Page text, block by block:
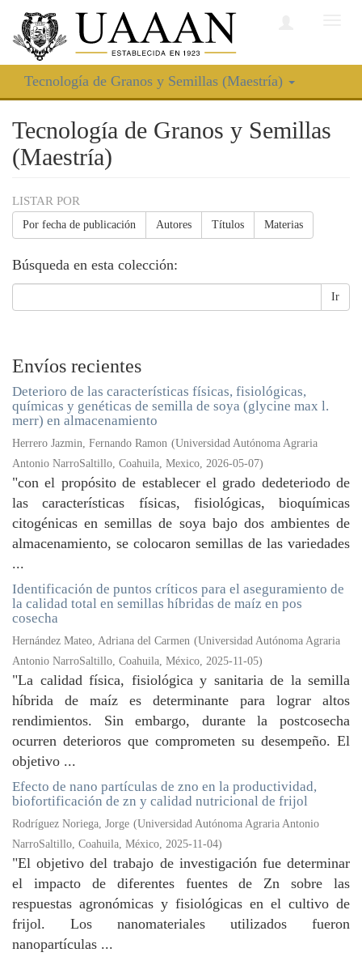
Tecnología de Granos y Semillas (Maestría)
Tecnología de Granos y Semillas
(Maestría)
LISTAR POR
Por fecha de publicación Autores Títulos Materias
Búsqueda en esta colección:
Ir
Envíos recientes
Deterioro de las características físicas, fisiológicas,
químicas y genéticas de semilla de soya (glycine max l.
merr) en almacenamiento
Herrero Jazmin, Fernando Ramon (Universidad Autónoma Agraria
Antonio NarroSaltillo, Coahuila, Mexico, 2026-05-07)
"con el propósito de establecer el grado dedeteriodo de
las características físicas, fisiológicas, bioquímicas
citogénicas en semillas de soya bajo dos ambientes de
almacenamiento, se colocaron semillas de las variedades
...
Identificación de puntos críticos para el aseguramiento de
la calidad total en semillas híbridas de maíz en pos
cosecha
Hernández Mateo, Adriana del Carmen (Universidad Autónoma Agraria
Antonio NarroSaltillo, Coahuila, México, 2025-11-05)
"La calidad física, fisiológica y sanitaria de la semilla
híbrida de maíz es determinante para lograr altos
rendimientos. Sin embargo, durante la postcosecha
ocurren deterioros que comprometen su desempeño. El
objetivo ...
Efecto de nano partículas de zno en la productividad,
biofortificación de zn y calidad nutricional de frijol
Rodríguez Noriega, Jorge (Universidad Autónoma Agraria Antonio
NarroSaltillo, Coahuila, México, 2025-11-04)
"El objetivo del trabajo de investigación fue determinar
el impacto de diferentes fuentes de Zn sobre las
respuestas agronómicas y fisiológicas en el cultivo de
frijol. Los nanomateriales utilizados fueron
nanopartículas ...